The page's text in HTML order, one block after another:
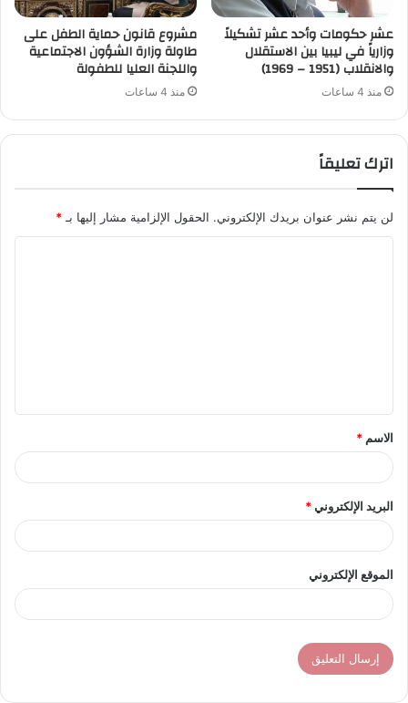
عشر حكومات وأحد عشر تشكيلاً
وزارياً في ليبيا بين الاستقلال
والانقلاب (1951 – 1969)
منذ 4 ساعات
مشروع قانون حماية الطفل على
طاولة وزارة الشؤون الاجتماعية
واللجنة العليا للطفولة
منذ 4 ساعات
اترك تعليقاً
لن يتم نشر عنوان بريدك الإلكتروني. الحقول الإلزامية مشار إليها بـ *
ق
*
الاسم *
البريد الإلكتروني*
الموقع الإلكتروني